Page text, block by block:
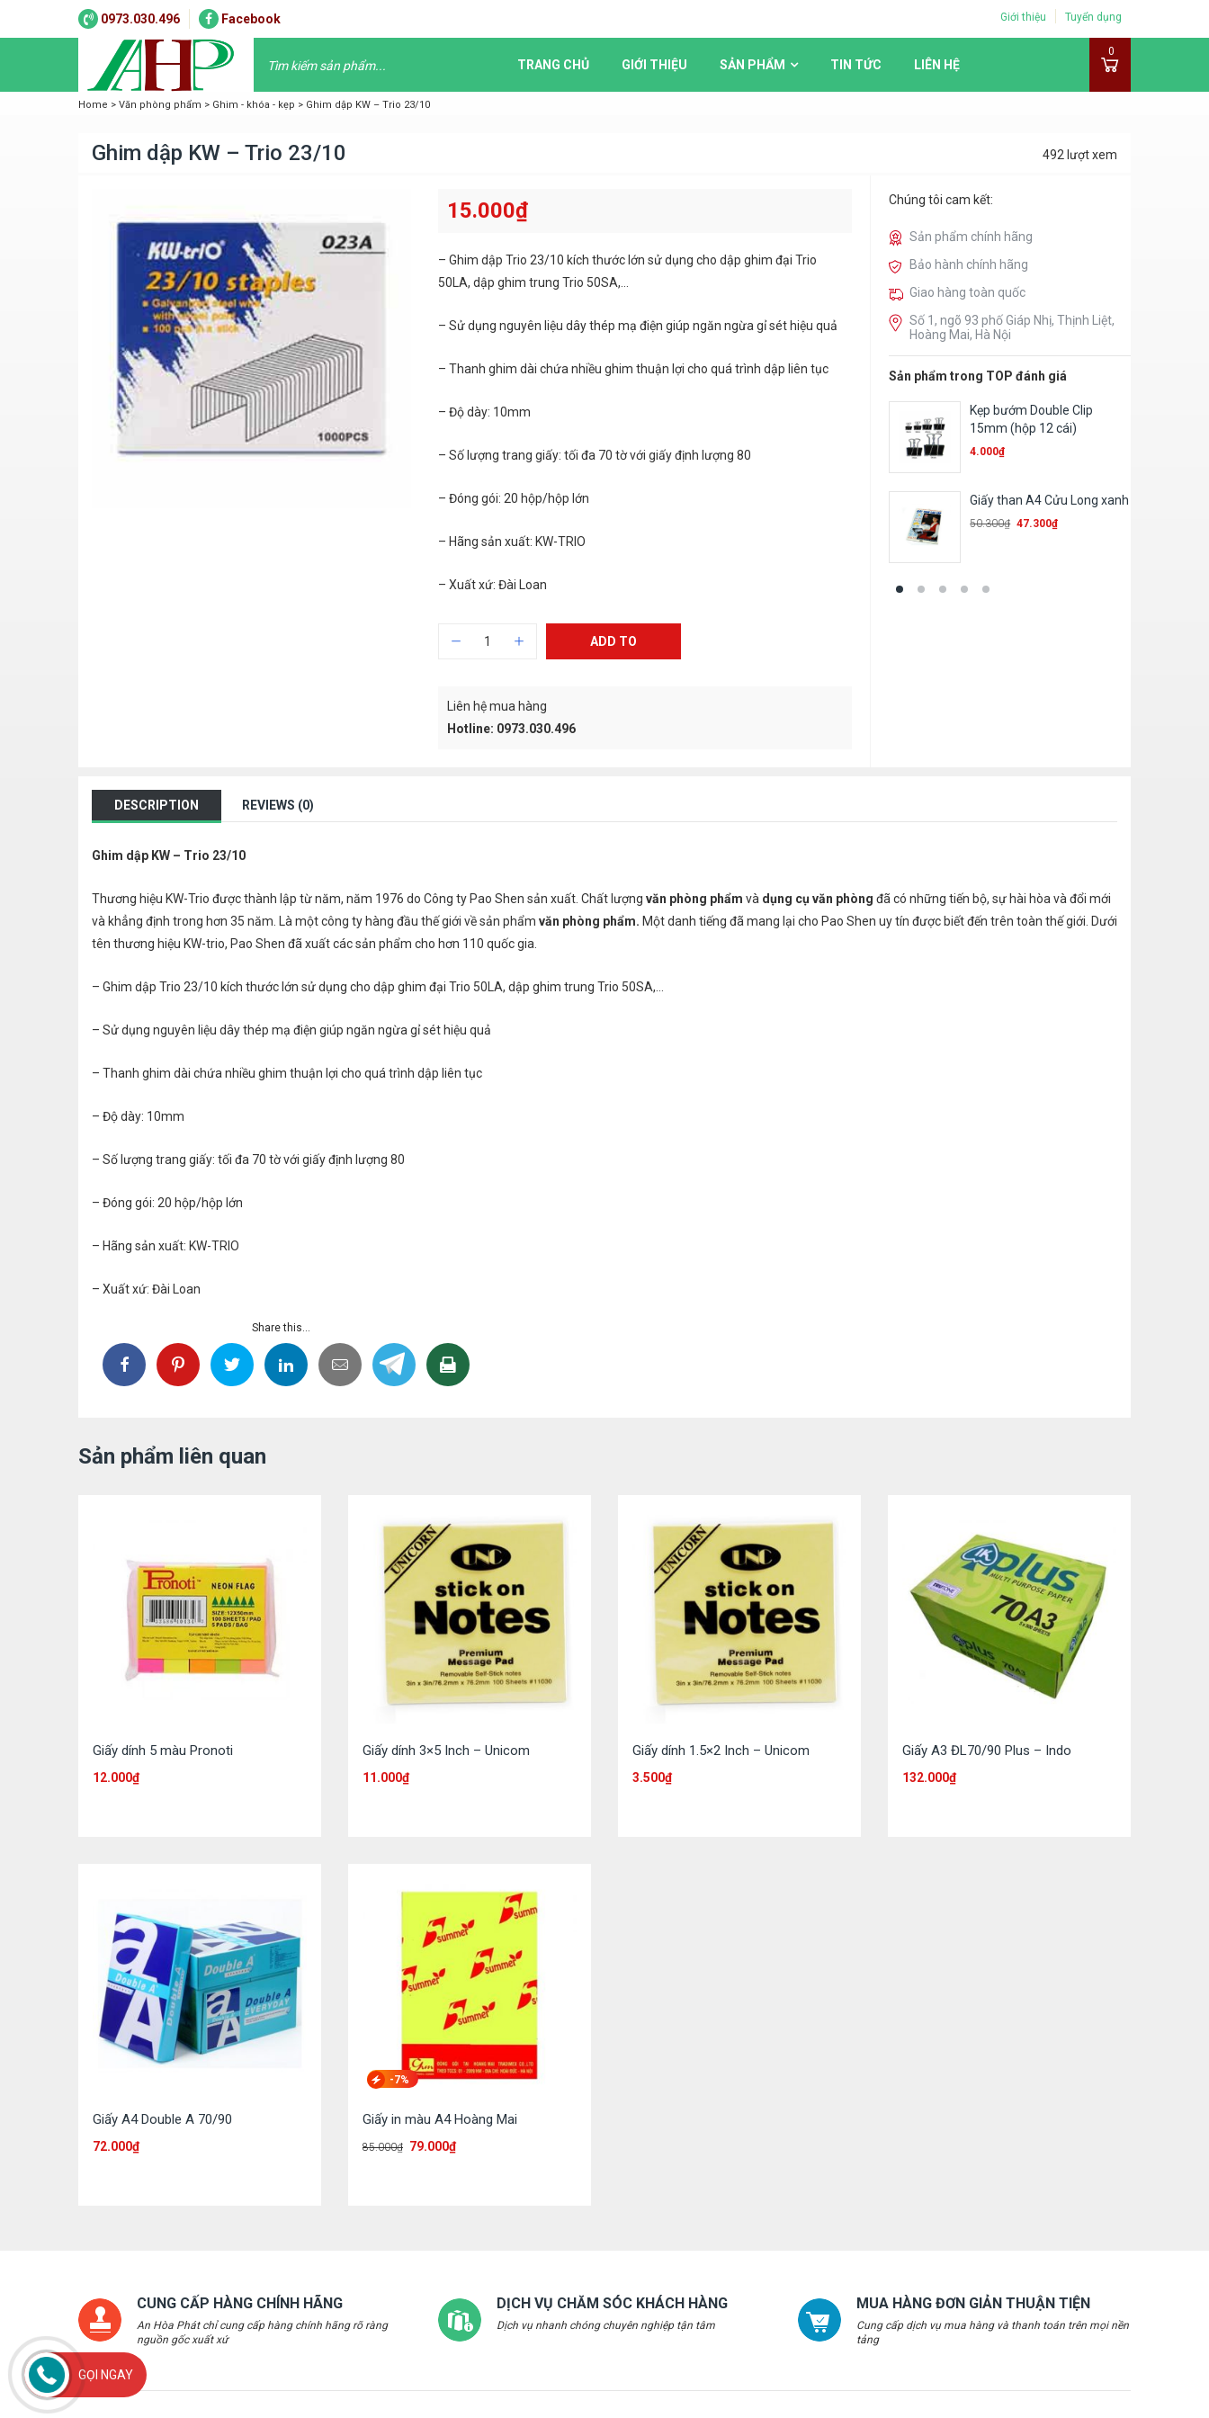
0973.030.496 Facebook Giới thiệu Tuyển dụng
TRANG CHỦ GIỚI THIỆU SẢN PHẨM TIN TỨC LIÊN HỆ
0
Home > Văn phòng phẩm > Ghim - khóa - kẹp > Ghim dập KW – Trio 23/10
Ghim dập KW – Trio 23/10 492 lượt xem
15.000₫
– Ghim dập Trio 23/10 kích thước lớn sử dụng cho dập ghim đại Trio
50LA, dập ghim trung Trio 50SA,…
– Sử dụng nguyên liệu dây thép mạ điện giúp ngăn ngừa gỉ sét hiệu quả
– Thanh ghim dài chứa nhiều ghim thuận lợi cho quá trình dập liên tục
– Độ dày: 10mm
– Số lượng trang giấy: tối đa 70 tờ với giấy định lượng 80
– Đóng gói: 20 hộp/hộp lớn
– Hãng sản xuất: KW-TRIO
– Xuất xứ: Đài Loan
ADD TO
Liên hệ mua hàng
Hotline: 0973.030.496
Chúng tôi cam kết:
Sản phẩm chính hãng
Bảo hành chính hãng
Giao hàng toàn quốc
Số 1, ngõ 93 phố Giáp Nhị, Thịnh Liệt,
Hoàng Mai, Hà Nội
Sản phẩm trong TOP đánh giá
4.000
Bút chì 2B – Batos
1.700 ₫
Sổ 360 card cứng/ mềm
78.600₫
DESCRIPTION REVIEWS (0)
Ghim dập KW – Trio 23/10
Thương hiệu KW-Trio được thành lập từ năm, năm 1976 do Công ty Pao Shen sản xuất. Chất lượng văn phòng phẩm và dụng cụ văn phòng đã có những tiến bộ, sự hài hòa và đổi mới
và khẳng định trong hơn 35 năm. Là một công ty hàng đầu thế giới về sản phẩm văn phòng phẩm. Một danh tiếng đã mang lại cho Pao Shen uy tín được biết đến trên toàn thế giới. Dưới
tên thương hiệu KW-trio, Pao Shen đã xuất các sản phẩm cho hơn 110 quốc gia.
– Ghim dập Trio 23/10 kích thước lớn sử dụng cho dập ghim đại Trio 50LA, dập ghim trung Trio 50SA,…
– Sử dụng nguyên liệu dây thép mạ điện giúp ngăn ngừa gỉ sét hiệu quả
– Thanh ghim dài chứa nhiều ghim thuận lợi cho quá trình dập liên tục
– Độ dày: 10mm
– Số lượng trang giấy: tối đa 70 tờ với giấy định lượng 80
– Đóng gói: 20 hộp/hộp lớn
– Hãng sản xuất: KW-TRIO
– Xuất xứ: Đài Loan
Share this...
Sản phẩm liên quan
Giấy dính 5 màu Pronoti
12.000₫
Giấy dính 3×5 Inch – Unicom
11.000₫
Giấy dính 1.5×2 Inch – Unicom
3.500₫
Giấy A3 ĐL70/90 Plus – Indo
132.000₫
Giấy A4 Double A 70/90
72.000₫
-7%
Giấy in màu A4 Hoàng Mai
85.000₫ 79.000₫
CUNG CẤP HÀNG CHÍNH HÃNG
An Hòa Phát chỉ cung cấp hàng chính hãng rõ ràng
nguồn gốc xuất xứ
DỊCH VỤ CHĂM SÓC KHÁCH HÀNG
Dịch vụ nhanh chóng chuyên nghiệp tận tâm
MUA HÀNG ĐƠN GIẢN THUẬN TIỆN
Cung cấp dịch vụ mua hàng và thanh toán trên mọi nền
tảng
GỌI NGAY